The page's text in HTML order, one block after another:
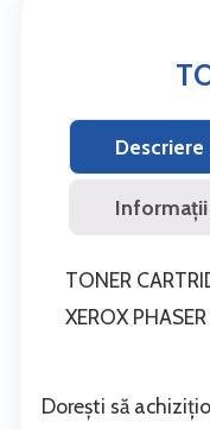
Descriere
TONER
XEROX
Dorești să